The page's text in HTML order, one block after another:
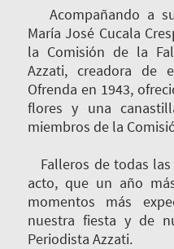
Acompañando a
María José Cucala
la Comisión de la
Azzati, creadora de
Ofrenda en 1943,
flores y una
miembros de la
Falleros de todas
acto, que un año
momentos más
nuestra fiesta y de
Periodista Azzati.